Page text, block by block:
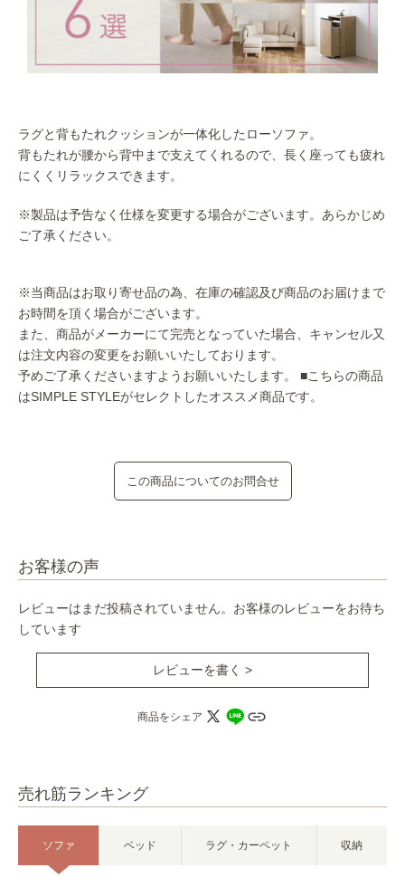
売れ筋ランキング
ソファ ベッド ラグ・カーペット 収納
ラグと背もたれクッションが一体化したローソファ。
背もたれが腰から背中まで支えてくれるので、長く座っても疲れ
にくくリラックスできます。
※製品は予告なく仕様を変更する場合がございます。あらかじめ
ご了承ください。
※当商品はお取り寄せ品の為、在庫の確認及び商品のお届けまで
お時間を頂く場合がございます。
また、商品がメーカーにて完売となっていた場合、キャンセル又
は注文内容の変更をお願いいたしております。
予めご了承くださいますようお願いいたします。 ■こちらの商品
はSIMPLE STYLEがセレクトしたオススメ商品です。
この商品についてのお問合せ
お客様の声
レビューはまだ投稿されていません。お客様のレビューをお待ち
しています
レビューを書く >
商品をシェア